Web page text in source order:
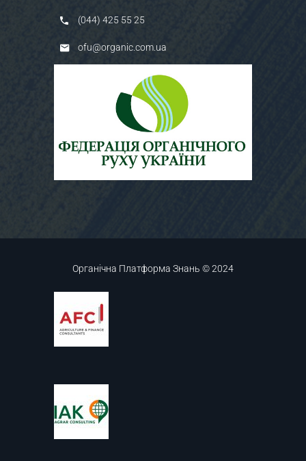
(044) 425 55 25
ofu@organic.com.ua
Органічна Платформа Знань © 2024